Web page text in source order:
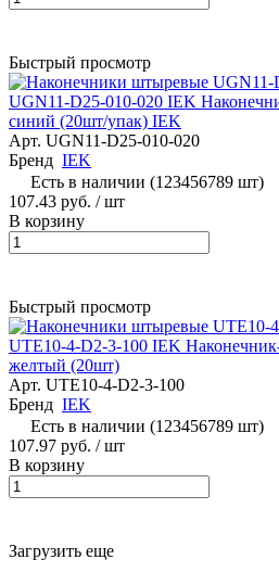
Быстрый просмотр
UGN11-D25-010-020 IEK
синий (20шт/упак) IEK
Арт. UGN11-D25-010-020
Бренд IEK
Есть в наличии (123456789 шт)
107.43 руб. / шт
В корзину
Быстрый просмотр
UTE10-4-D2-3-100 IEK
желтый (20шт)
Арт. UTE10-4-D2-3-100
Бренд IEK
Есть в наличии (123456789 шт)
107.97 руб. / шт
В корзину
Загрузить еще